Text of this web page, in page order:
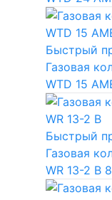
Быстрый
Газовая
WTD 15
Быстрый
Газовая
WR 13-2 В